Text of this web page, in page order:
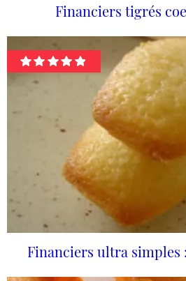
Financiers tigrés
Financiers ultra simples